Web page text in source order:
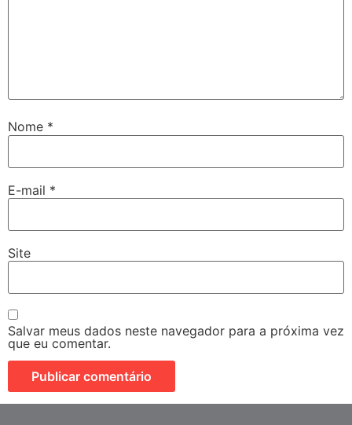
Nome *
E-mail *
Site
Salvar meus dados neste navegador para a próxima vez
que eu comentar.